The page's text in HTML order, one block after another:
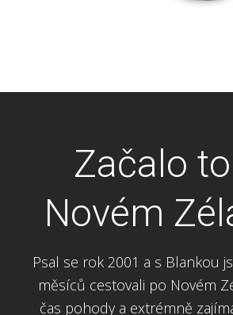
Začalo
Novém
Psal se rok 2001 a s Blankou
měsíců cestovali po Novém
čas pohody a extrémně